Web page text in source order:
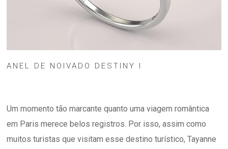
ANEL DE NOIVADO DESTINY I
Um momento tão marcante quanto uma viagem romântica
em Paris merece belos registros. Por isso, assim como
muitos turistas que visitam esse destino turístico, Tayanne